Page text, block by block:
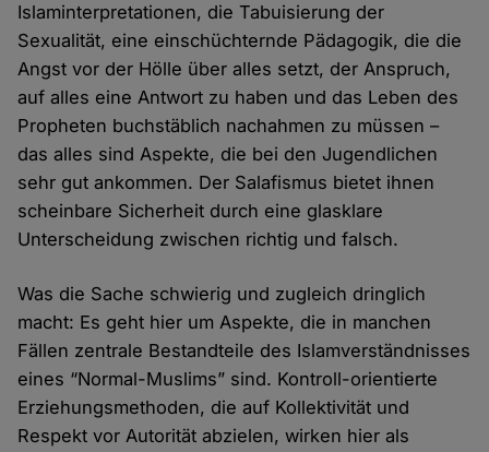
Islaminterpretationen, die Tabuisierung der
Sexualität, eine einschüchternde Pädagogik, die die
Angst vor der Hölle über alles setzt, der Anspruch,
auf alles eine Antwort zu haben und das Leben des
Propheten buchstäblich nachahmen zu müssen –
das alles sind Aspekte, die bei den Jugendlichen
sehr gut ankommen. Der Salafismus bietet ihnen
scheinbare Sicherheit durch eine glasklare
Unterscheidung zwischen richtig und falsch.
Was die Sache schwierig und zugleich dringlich
macht: Es geht hier um Aspekte, die in manchen
Fällen zentrale Bestandteile des Islamverständnisses
eines “Normal-Muslims” sind. Kontroll-orientierte
Erziehungsmethoden, die auf Kollektivität und
Respekt vor Autorität abzielen, wirken hier als